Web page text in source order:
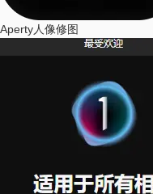
Aperty人像修图